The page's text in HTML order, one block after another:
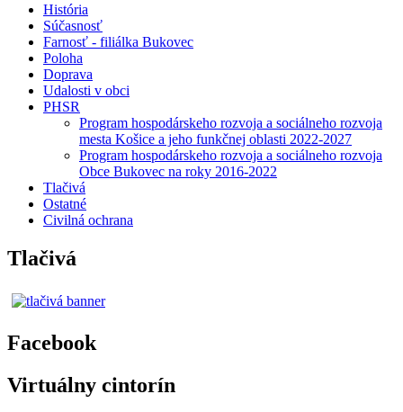
História
Súčasnosť
Farnosť - filiálka Bukovec
Poloha
Doprava
Udalosti v obci
PHSR
Program hospodárskeho rozvoja a sociálneho rozvoja
mesta Košice a jeho funkčnej oblasti 2022-2027
Program hospodárskeho rozvoja a sociálneho rozvoja
Obce Bukovec na roky 2016-2022
Tlačivá
Ostatné
Civilná ochrana
Tlačivá
Facebook
Virtuálny cintorín